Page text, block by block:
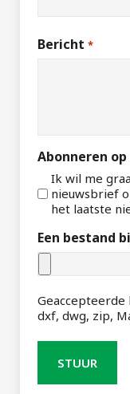
Bericht *
Abonneren
Ik wil me
nieuwsbrief
het laatste
Een bestand
dxf, dwg, zip,